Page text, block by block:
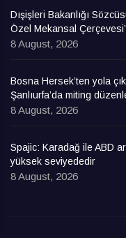
Dışişleri Bakanlığı
Özel Mekansal
8 August, 2026
Bosna Hersek’ten yola
Şanlıurfa’da miting
8 August, 2026
Spajic: Karadağ ile ABD
yüksek seviyededir
8 August, 2026